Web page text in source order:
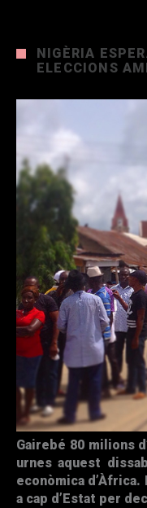
NIGÈRIA
ELECCIONS
Gairebé 80 milions
urnes aquest
econòmica
a cap d’Estat per